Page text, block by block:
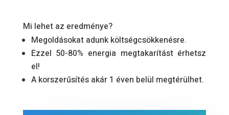
Mi lehet az eredménye?
Megoldásokat adunk költségcsökkenésre.
Ezzel 50-80% energia megtakarítást érhetsz
el!
A korszerűsítés akár 1 éven belül megtérülhet.